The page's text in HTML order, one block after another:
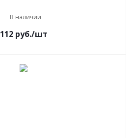
В наличии
112руб./шт